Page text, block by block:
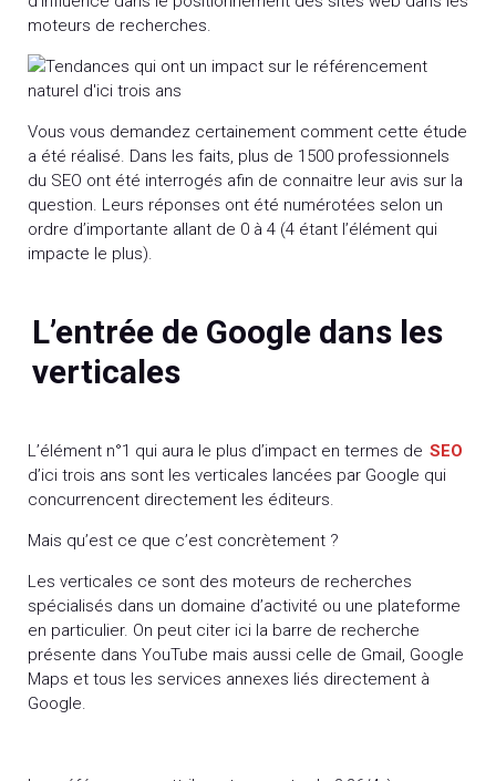
moteurs de recherches.
Vous vous demandez certainement comment cette étude
a été réalisé. Dans les faits, plus de 1500 professionnels
du SEO ont été interrogés afin de connaitre leur avis sur la
question. Leurs réponses ont été numérotées selon un
ordre d’importante allant de 0 à 4 (4 étant l’élément qui
impacte le plus).
L’entrée de Google dans les
verticales
L’élément n°1 qui aura le plus d’impact en termes de SEO
d’ici trois ans sont les verticales lancées par Google qui
concurrencent directement les éditeurs.
Mais qu’est ce que c’est concrètement ?
Les verticales ce sont des moteurs de recherches
spécialisés dans un domaine d’activité ou une plateforme
en particulier. On peut citer ici la barre de recherche
présente dans YouTube mais aussi celle de Gmail, Google
Maps et tous les services annexes liés directement à
Google.